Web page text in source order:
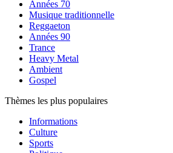
Années 70
Musique traditionnelle
Reggaeton
Années 90
Trance
Heavy Metal
Ambient
Gospel
Thèmes les plus populaires
Informations
Culture
Sports